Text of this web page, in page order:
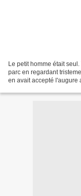
Le petit homme était
parc en regardant
en avait accepté l'augure